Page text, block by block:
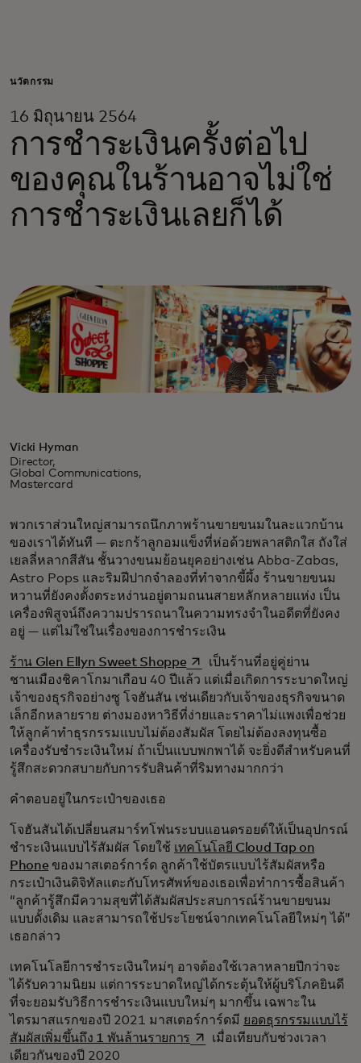
สำหรับธุรกิจ
เพื่อโลก
สำหรับผู้สร้างนวัตกรรม
นวัตกรรม
16 มิถุนายน 2564
การชำระเงินครั้งต่อไป
ของคุณในร้านอาจไม่ใช่
การชำระเงินเลยก็ได้
Vicki Hyman
Director,
Global Communications,
Mastercard
พวกเราส่วนใหญ่สามารถนึกภาพร้านขายขนมในละแวกบ้าน
ของเราได้ทันที — ตะกร้าลูกอมแข็งที่ห่อด้วยพลาสติกใส ถังใส่
เยลลี่หลากสีสัน ชั้นวางขนมย้อนยุคอย่างเช่น Abba-Zabas,
Astro Pops และริมฝีปากจำลองที่ทำจากขี้ผึ้ง ร้านขายขนม
หวานที่ยังคงตั้งตระหง่านอยู่ตามถนนสายหลักหลายแห่ง เป็น
เครื่องพิสูจน์ถึงความปรารถนาในความทรงจำในอดีตที่ยังคง
อยู่ — แต่ไม่ใช่ในเรื่องของการชำระเงิน
ร้าน Glen Ellyn Sweet Shoppeopens in a new tab
เป็นร้านที่อยู่คู่ย่าน
ชานเมืองชิคาโกมาเกือบ 40 ปีแล้ว แต่เมื่อเกิดการระบาดใหญ่
เจ้าของธุรกิจอย่างซู โจฮันสัน เช่นเดียวกับเจ้าของธุรกิจขนาด
เล็กอีกหลายราย ต่างมองหาวิธีที่ง่ายและราคาไม่แพงเพื่อช่วย
ให้ลูกค้าทำธุรกรรมแบบไม่ต้องสัมผัส โดยไม่ต้องลงทุนซื้อ
เครื่องรับชำระเงินใหม่ ถ้าเป็นแบบพกพาได้ จะยิ่งดีสำหรับคนที่
รู้สึกสะดวกสบายกับการรับสินค้าที่ริมทางมากกว่า
คำตอบอยู่ในกระเป๋าของเธอ
โจฮันสันได้เปลี่ยนสมาร์ทโฟนระบบแอนดรอยด์ให้เป็นอุปกรณ์
ชำระเงินแบบไร้สัมผัส โดยใช้ เทคโนโลยี Cloud Tap on
Phone ของมาสเตอร์การ์ด ลูกค้าใช้บัตรแบบไร้สัมผัสหรือ
กระเป๋าเงินดิจิทัลแตะกับโทรศัพท์ของเธอเพื่อทำการซื้อสินค้า
“ลูกค้ารู้สึกมีความสุขที่ได้สัมผัสประสบการณ์ร้านขายขนม
แบบดั้งเดิม และสามารถใช้ประโยชน์จากเทคโนโลยีใหม่ๆ ได้”
เธอกล่าว
เทคโนโลยีการชำระเงินใหม่ๆ อาจต้องใช้เวลาหลายปีกว่าจะ
ได้รับความนิยม แต่การระบาดใหญ่ได้กระตุ้นให้ผู้บริโภคยินดี
ที่จะยอมรับวิธีการชำระเงินแบบใหม่ๆ มากขึ้น เฉพาะใน
ไตรมาสแรกของปี 2021 มาสเตอร์การ์ดมี ยอดธุรกรรมแบบไร้
สัมผัสเพิ่มขึ้นถึง 1 พันล้านรายการ opens in a new tab
เมื่อเทียบกับช่วงเวลา
เดียวกันของปี 2020